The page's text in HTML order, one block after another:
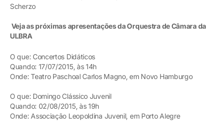
Scherzo
Veja as próximas apresentações da Orquestra de Câmara da
ULBRA
O que: Concertos Didáticos
Quando: 17/07/2015, às 14h
Onde: Teatro Paschoal Carlos Magno, em Novo Hamburgo
O que: Domingo Clássico Juvenil
Quando: 02/08/2015, às 19h
Onde: Associação Leopoldina Juvenil, em Porto Alegre